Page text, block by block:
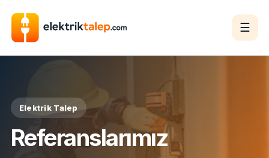
☰
Elektrik Talep
Referanslarımız